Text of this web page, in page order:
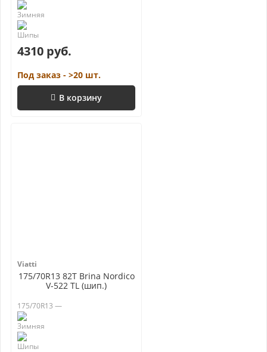
4310 руб.
Под заказ - >20 шт.
В корзину
Viatti
175/70R13 82T Brina Nordico
V-522 TL (шип.)
175/70R13 —